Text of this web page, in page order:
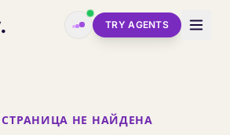
TRY AGENTS
СТРАНИЦА НЕ НАЙДЕНА